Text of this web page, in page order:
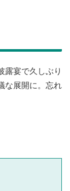
露宴で久しぶり
展開に。 忘れ